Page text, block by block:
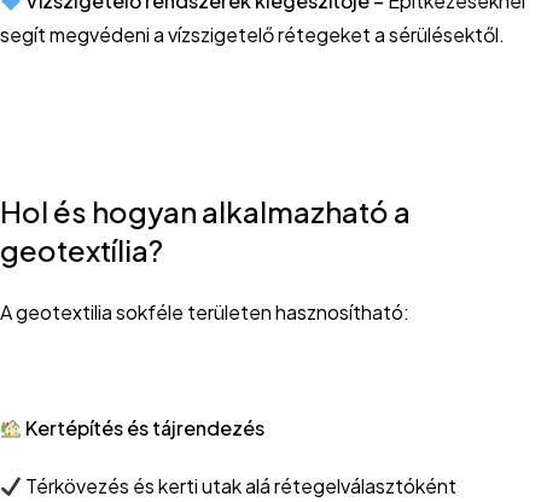
segít megvédeni a vízszigetelő rétegeket a sérülésektől.
Hol és hogyan alkalmazható a
geotextília?
A geotextilia sokféle területen hasznosítható:
Kertépítés és tájrendezés
Térkövezés és kerti utak alá rétegelválasztóként